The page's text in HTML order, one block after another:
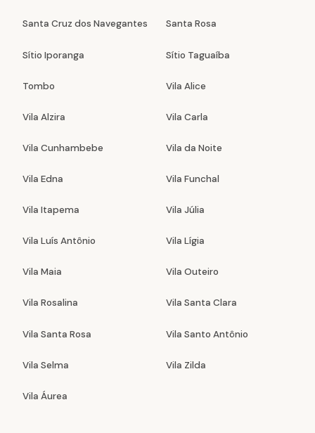
Santa Cruz dos Navegantes Santa Rosa
Sítio Iporanga Sítio Taguaíba
Tombo Vila Alice
Vila Alzira Vila Carla
Vila Cunhambebe Vila da Noite
Vila Edna Vila Funchal
Vila Itapema Vila Júlia
Vila Luís Antônio Vila Lígia
Vila Maia Vila Outeiro
Vila Rosalina Vila Santa Clara
Vila Santa Rosa Vila Santo Antônio
Vila Selma Vila Zilda
Vila Áurea